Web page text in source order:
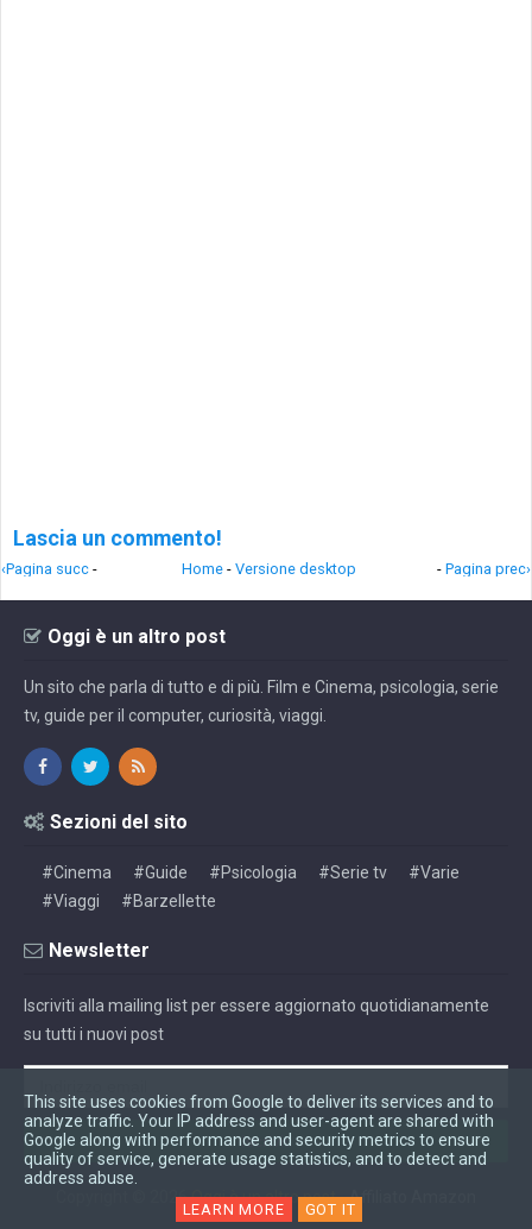
Lascia un commento!
‹Pagina succ - - Pagina prec›
Home - Versione desktop
Oggi è un altro post
Un sito che parla di tutto e di più. Film e Cinema, psicologia, serie
tv, guide per il computer, curiosità, viaggi.
Sezioni del sito
#Cinema #Guide #Psicologia #Serie tv
#Varie
#Viaggi
#Barzellette
Newsletter
Iscriviti alla mailing list per essere aggiornato quotidianamente
su tutti i nuovi post
2026Oggi è un altro post-Affiliato Amazon
This site uses cookies from Google to deliver its services and to
analyze traffic. Your IP address and user-agent are shared with
Google along with performance and security metrics to ensure
quality of service, generate usage statistics, and to detect and
address abuse.
LEARN MORE GOT IT